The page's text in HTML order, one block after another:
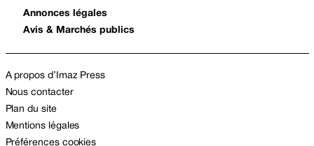
Annonces légales
Avis & Marchés publics
A propos d’Imaz Press
Nous contacter
Plan du site
Mentions légales
Préférences cookies